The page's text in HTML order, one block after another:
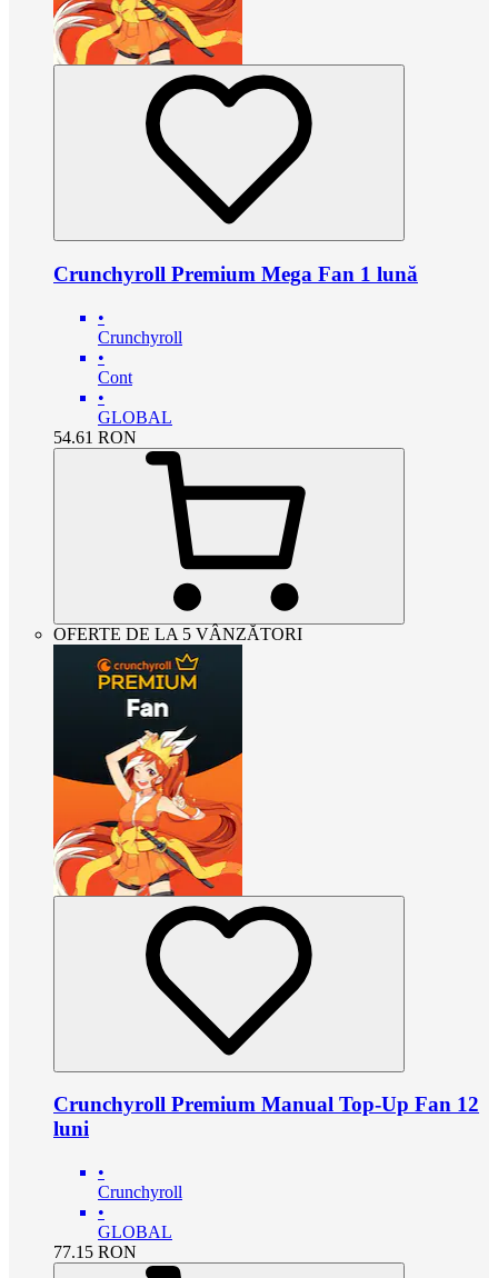
Crunchyroll Premium Mega Fan 1 lună
•
Crunchyroll
•
Cont
•
GLOBAL
54.61 RON
OFERTE DE LA 5 VÂNZĂTORI
Crunchyroll Premium Manual Top-Up Fan 12
luni
•
Crunchyroll
•
GLOBAL
77.15 RON